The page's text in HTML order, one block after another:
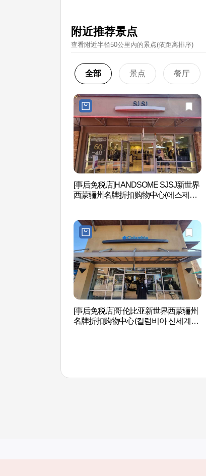
附近推荐景点
查看附近半径50公里內的景点(依距离排序)
全部 景点 餐厅
[事后免税店]HANDSOME SJSJ新世界
西蒙骊州名牌折扣购物中心(에스제이
[事后免税店]哥伦比亚新世界西蒙骊州
名牌折扣购物中心(컬럼비아 신세계사